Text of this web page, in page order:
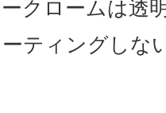
クロームは透
ティングしな